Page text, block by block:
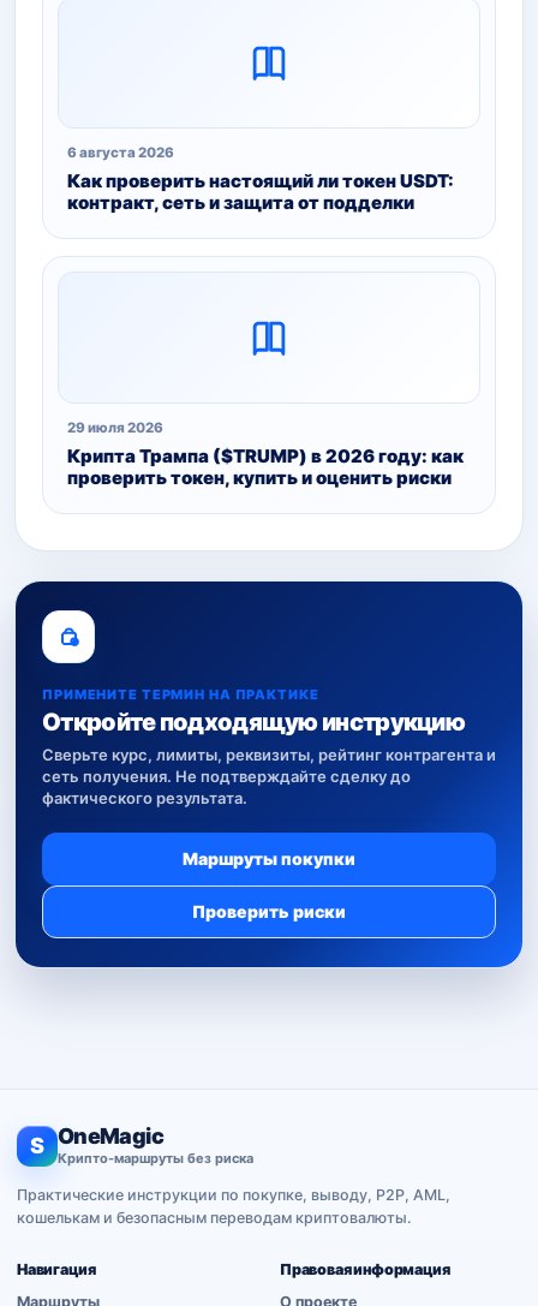
6 августа 2026
Как проверить настоящий ли токен USDT:
контракт, сеть и защита от подделки
29 июля 2026
Крипта Трампа ($TRUMP) в 2026 году: как
проверить токен, купить и оценить риски
ПРИМЕНИТЕ ТЕРМИН НА ПРАКТИКЕ
Откройте подходящую инструкцию
Сверьте курс, лимиты, реквизиты, рейтинг контрагента и
сеть получения. Не подтверждайте сделку до
фактического результата.
Маршруты покупки
Проверить риски
S OneMagic
Крипто-маршруты без риска
Практические инструкции по покупке, выводу, P2P, AML,
кошелькам и безопасным переводам криптовалюты.
Навигация
Маршруты
Правовая информация
О проекте